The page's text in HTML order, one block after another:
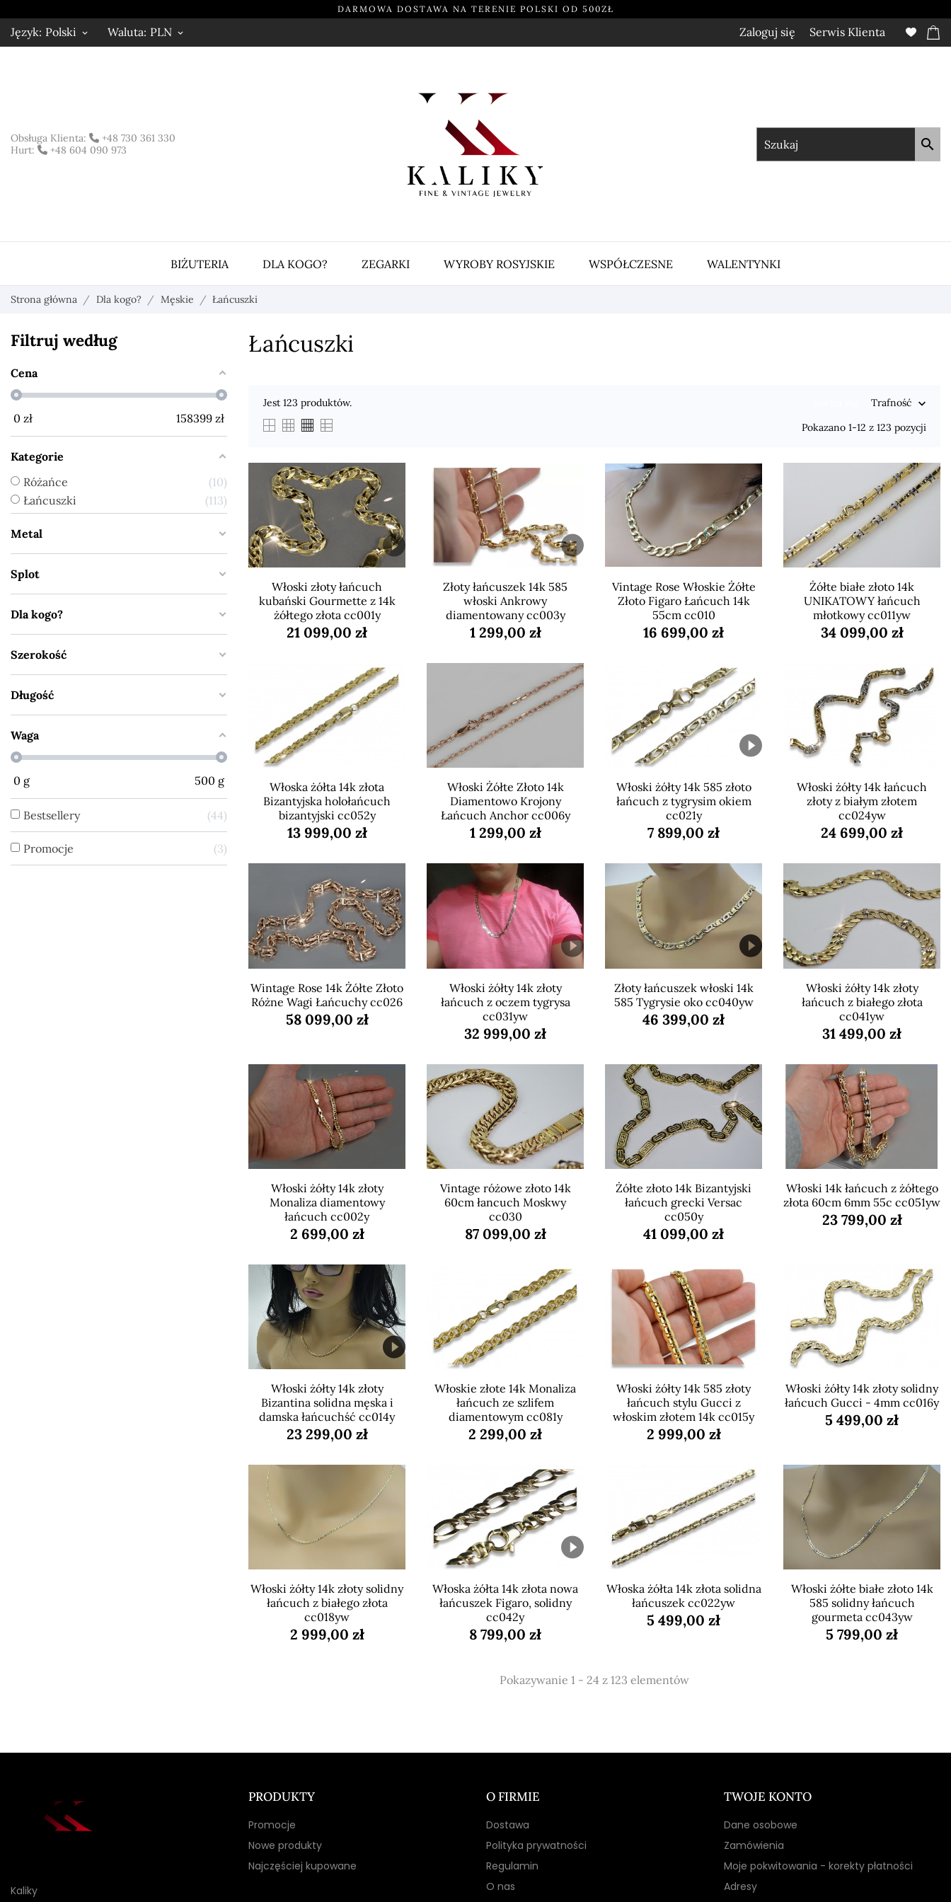
DARMOWA DOSTAWA NA TERENIE POLSKI OD 500ZŁ
Język: Polski keyboard_arrow_down Waluta: PLN keyboard_arrow_down Zaloguj się Serwis Klienta
Obsługa Klienta:
+48 730 361 330
Hurt:
+48 604 090 973 
BIŻUTERIA DLA KOGO? ZEGARKI WYROBY ROSYJSKIE WSPÓŁCZESNE WALENTYNKI
Strona główna Dla kogo? Męskie Łańcuszki
Filtruj według
Cena
0 zł 158399 zł
Kategorie
Różańce
10
Łańcuszki
113
Metal
Splot
Dla kogo?
Szerokość
Długość
Waga
0 g 500 g
Bestsellery 44
Promocje 3
Łańcuszki
Jest 123 produktów. Trafność 
Pokazano 1-12 z 123 pozycji
Włoski złoty łańcuch
kubański Gourmette z 14k
żółtego złota cc001y
21 099,00 zł
Złoty łańcuszek 14k 585
włoski Ankrowy
diamentowany cc003y
1 299,00 zł
Vintage Rose Włoskie Żółte
Złoto Figaro Łańcuch 14k
55cm cc010
16 699,00 zł
Żółte białe złoto 14k
UNIKATOWY łańcuch
młotkowy cc011yw
34 099,00 zł
Włoska żółta 14k złota
Bizantyjska holołańcuch
bizantyjski cc052y
13 999,00 zł
Włoski Żółte Złoto 14k
Diamentowo Krojony
Łańcuch Anchor cc006y
1 299,00 zł
Włoski żółty 14k 585 złoto
łańcuch z tygrysim okiem
cc021y
7 899,00 zł
Włoski żółty 14k łańcuch
złoty z białym złotem
cc024yw
24 699,00 zł
Wintage Rose 14k Żółte Złoto
Różne Wagi Łańcuchy cc026
58 099,00 zł
Włoski żółty 14k złoty
łańcuch z oczem tygrysa
cc031yw
32 999,00 zł
Złoty łańcuszek włoski 14k
585 Tygrysie oko cc040yw
46 399,00 zł
Włoski żółty 14k złoty
łańcuch z białego złota
cc041yw
31 499,00 zł
Włoski żółty 14k złoty
Monaliza diamentowy
łańcuch cc002y
2 699,00 zł
Vintage różowe złoto 14k
60cm łancuch Moskwy
cc030
87 099,00 zł
Żółte złoto 14k Bizantyjski
łańcuch grecki Versac
cc050y
41 099,00 zł
Włoski 14k łańcuch z żółtego
złota 60cm 6mm 55c cc051yw
23 799,00 zł
Włoski żółty 14k złoty
Bizantina solidna męska i
damska łańcuchść cc014y
23 299,00 zł
Włoskie złote 14k Monaliza
łańcuch ze szlifem
diamentowym cc081y
2 299,00 zł
Włoski żółty 14k 585 złoty
łańcuch stylu Gucci z
włoskim złotem 14k cc015y
2 999,00 zł
Włoski żółty 14k złoty solidny
łańcuch Gucci - 4mm cc016y
5 499,00 zł
Włoski żółty 14k złoty solidny
łańcuch z białego złota
cc018yw
2 999,00 zł
Włoska żółta 14k złota nowa
łańcuszek Figaro, solidny
cc042y
8 799,00 zł
Włoska żółta 14k złota solidna
łańcuszek cc022yw
5 499,00 zł
Włoski żółte białe złoto 14k
585 solidny łańcuch
gourmeta cc043yw
5 799,00 zł
Pokazywanie 1 - 24 z 123 elementów
Kaliky
PRODUKTY
Promocje
Nowe produkty
Najczęściej kupowane
O FIRMIE
Dostawa
Polityka prywatności
Regulamin
O nas
TWOJE KONTO
Dane osobowe
Zamówienia
Moje pokwitowania - korekty płatności
Adresy